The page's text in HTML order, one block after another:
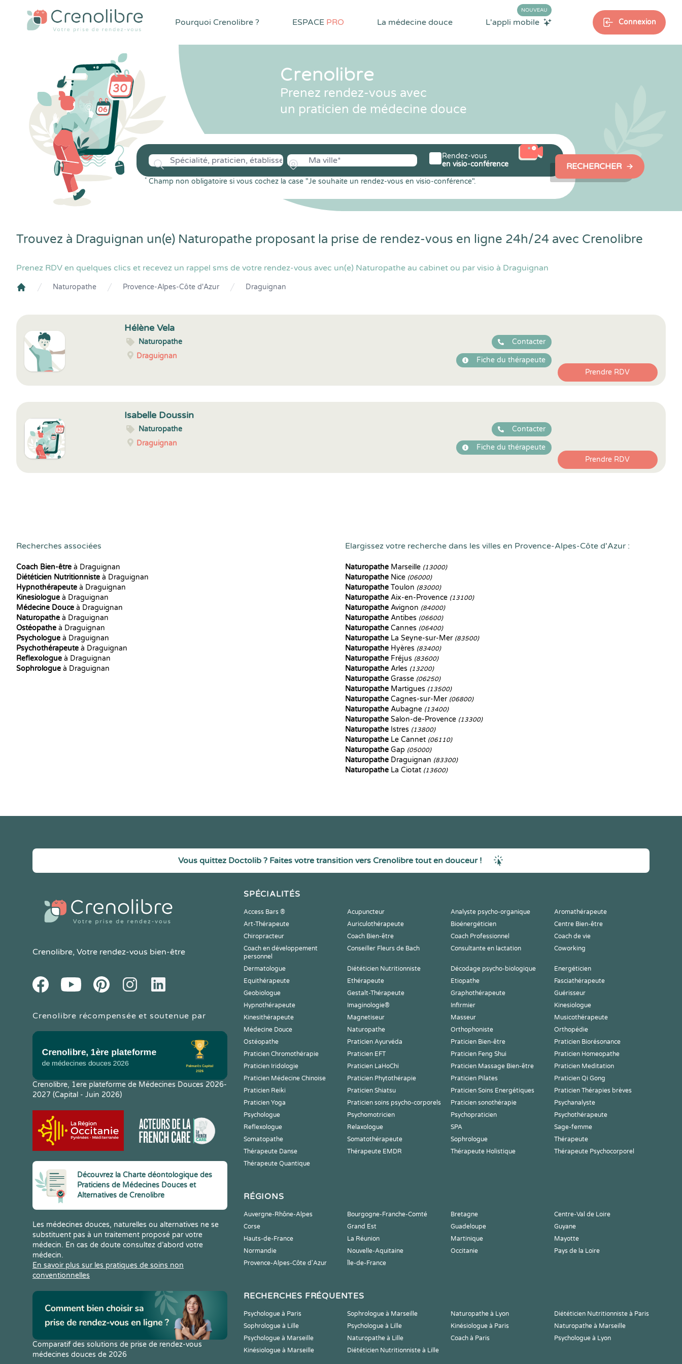
Pourquoi Crenolibre ? ESPACE PRO La médecine douce L'appli mobile
NOUVEAU
Connexion
Crenolibre
Prenez rendez-vous avec
un praticien de médecine douce
* Champ non obligatoire si vous cochez la case "Je souhaite un rendez-vous en visio-conférence".
Rendez-vous
en visio-conférence
RECHERCHER
Trouvez à Draguignan un(e) Naturopathe proposant la prise de rendez-vous en ligne 24h/24 avec Crenolibre
Prenez RDV en quelques clics et recevez un rappel sms de votre rendez-vous avec un(e) Naturopathe au cabinet ou par visio à Draguignan
Naturopathe Provence-Alpes-Côte d'Azur Draguignan
Hélène Vela
Naturopathe
Draguignan
Contacter
Fiche du thérapeute
Prendre RDV
Isabelle Doussin
Naturopathe
Draguignan
Contacter
Fiche du thérapeute
Prendre RDV
Recherches associées
Coach Bien-être à Draguignan
Diététicien Nutritionniste à Draguignan
Hypnothérapeute à Draguignan
Kinesiologue à Draguignan
Médecine Douce à Draguignan
Naturopathe à Draguignan
Ostéopathe à Draguignan
Psychologue à Draguignan
Psychothérapeute à Draguignan
Reflexologue à Draguignan
Sophrologue à Draguignan
Elargissez votre recherche dans les villes en Provence-Alpes-Côte d'Azur :
Naturopathe Marseille (13000)
Naturopathe Nice (06000)
Naturopathe Toulon (83000)
Naturopathe Aix-en-Provence (13100)
Naturopathe Avignon (84000)
Naturopathe Antibes (06600)
Naturopathe Cannes (06400)
Naturopathe La Seyne-sur-Mer (83500)
Naturopathe Hyères (83400)
Naturopathe Fréjus (83600)
Naturopathe Arles (13200)
Naturopathe Grasse (06250)
Naturopathe Martigues (13500)
Naturopathe Cagnes-sur-Mer (06800)
Naturopathe Aubagne (13400)
Naturopathe Salon-de-Provence (13300)
Naturopathe Istres (13800)
Naturopathe Le Cannet (06110)
Naturopathe Gap (05000)
Naturopathe Draguignan (83300)
Naturopathe La Ciotat (13600)
Vous quittez Doctolib ? Faites votre transition vers Crenolibre tout en douceur !
Crenolibre, Votre rendez-vous bien-être
FacebookYoutube PinteresetInstagramLinkedIn
Crenolibre récompensée et soutenue par
Crenolibre, 1ere plateforme de Médecines Douces 2026-
2027 (Capital - Juin 2026)
Découvrez la Charte déontologique des
Praticiens de Médecines Douces et
Alternatives de Crenolibre
Les médecines douces, naturelles ou alternatives ne se
substituent pas à un traitement proposé par votre
médecin. En cas de doute consultez d’abord votre
médecin.
En savoir plus sur les pratiques de soins non
conventionnelles
Comparatif des solutions de prise de rendez-vous
médecines douces de 2026
SPÉCIALITÉS
Access Bars ® Acupuncteur Analyste psycho-organique
Aromathérapeute
Art-Thérapeute
Auriculothérapeute Bioénergéticien
Centre Bien-être
Chiropracteur
Coach Bien-être Coach Professionnel
Coach de vie
Coach en développement
personnel
Conseiller Fleurs de Bach Consultante en lactation Coworking
Dermatologue Diététicien Nutritionniste Décodage psycho-biologique
Energéticien
Equithérapeute
Ethérapeute Etiopathe
Fasciathérapeute
Geobiologue
Gestalt-Thérapeute Graphothérapeute
Guérisseur
Hypnothérapeute
Imaginologie® Infirmier
Kinesiologue
Kinesithérapeute
Magnetiseur Masseur
Musicothérapeute
Médecine Douce
Naturopathe Orthophoniste
Orthopédie
Ostéopathe
Praticien Ayurvéda Praticien Bien-être
Praticien Biorésonance
Praticien Chromothérapie
Praticien EFT Praticien Feng Shui
Praticien Homeopathe
Praticien Iridologie
Praticien LaHoChi Praticien Massage Bien-être
Praticien Meditation
Praticien Médecine Chinoise
Praticien Phytothérapie Praticien Pilates
Praticien Qi Gong
Praticien Reiki
Praticien Shiatsu Praticien Soins Energétiques
Praticien Thérapies brèves
Praticien Yoga
Praticien soins psycho-corporels Praticien sonothérapie
Psychanalyste
Psychologue
Psychomotricien Psychopraticien
Psychothérapeute
Reflexologue
Relaxologue SPA
Sage-femme
Somatopathe
Somatothérapeute Sophrologue
Thérapeute
Thérapeute Danse
Thérapeute EMDR Thérapeute Holistique
Thérapeute Psychocorporel
Thérapeute Quantique
RÉGIONS
Auvergne-Rhône-Alpes Bourgogne-Franche-Comté Bretagne
Centre-Val de Loire
Corse
Grand Est Guadeloupe
Guyane
Hauts-de-France
La Réunion Martinique
Mayotte
Normandie
Nouvelle-Aquitaine Occitanie
Pays de la Loire
Provence-Alpes-Côte d'Azur
Île-de-France
RECHERCHES FRÉQUENTES
Psychologue à Paris Sophrologue à Marseille Naturopathe à Lyon
Diététicien Nutritionniste à Paris
Sophrologue à Lille
Psychologue à Lille Kinésiologue à Paris
Naturopathe à Marseille
Psychologue à Marseille
Naturopathe à Lille Coach à Paris
Psychologue à Lyon
Kinésiologue à Marseille
Diététicien Nutritionniste à Lille